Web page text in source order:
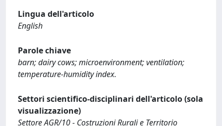
Lingua dell'articolo
English
Parole chiave
barn; dairy cows; microenvironment; ventilation;
temperature-humidity index.
Settori scientifico-disciplinari dell'articolo (sola
visualizzazione)
Settore AGR/10 - Costruzioni Rurali e Territorio